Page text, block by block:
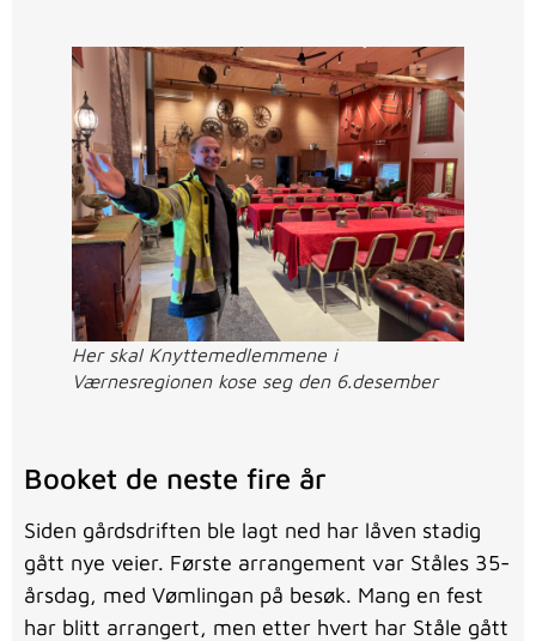
Her skal Knyttemedlemmene i
Værnesregionen kose seg den 6.desember
Booket de neste fire år
Siden gårdsdriften ble lagt ned har låven stadig
gått nye veier. Første arrangement var Ståles 35-
årsdag, med Vømlingan på besøk. Mang en fest
har blitt arrangert, men etter hvert har Ståle gått